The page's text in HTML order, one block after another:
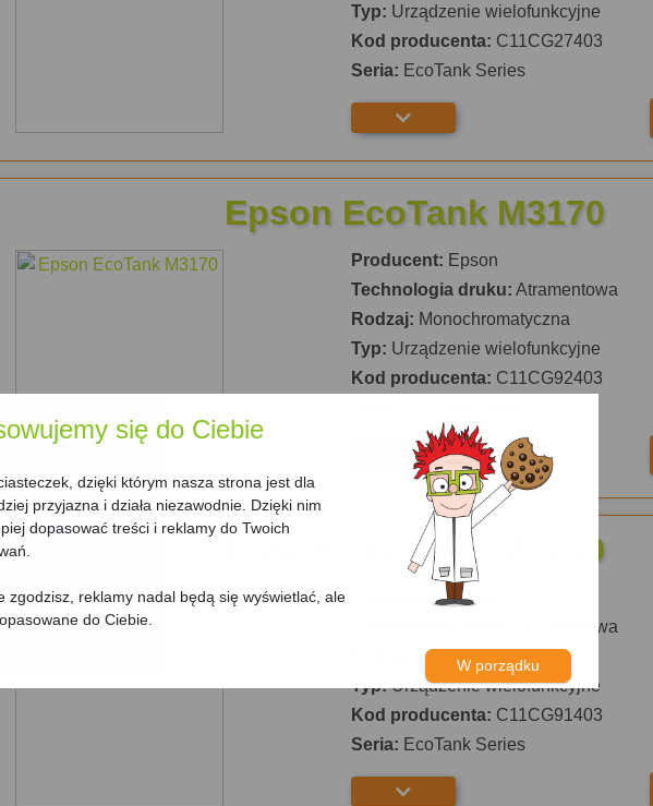
się do Ciebie
dzięki którym nasza strona jest dla
przyjazna i działa niezawodnie. Dzięki nim
dopasować treści i reklamy do Twoich
zgodzisz, reklamy nadal będą się wyświetlać, ale
do Ciebie.
W porządku
Typ: Urządzenie wielofunkcyjne
Kod producenta: C11CG27403
Seria: EcoTank Series
Epson EcoTank M3170
Producent: Epson
Technologia druku: Atramentowa
Rodzaj: Monochromatyczna
Typ: Urządzenie wielofunkcyjne
Kod producenta: C11CG92403
Epson EcoTank M3140
Producent:Epson
Atramentowa
Monochromatyczna
Typ:Urządzenie wielofunkcyjne
Kod producenta: C11CG91403
Seria: EcoTank Series